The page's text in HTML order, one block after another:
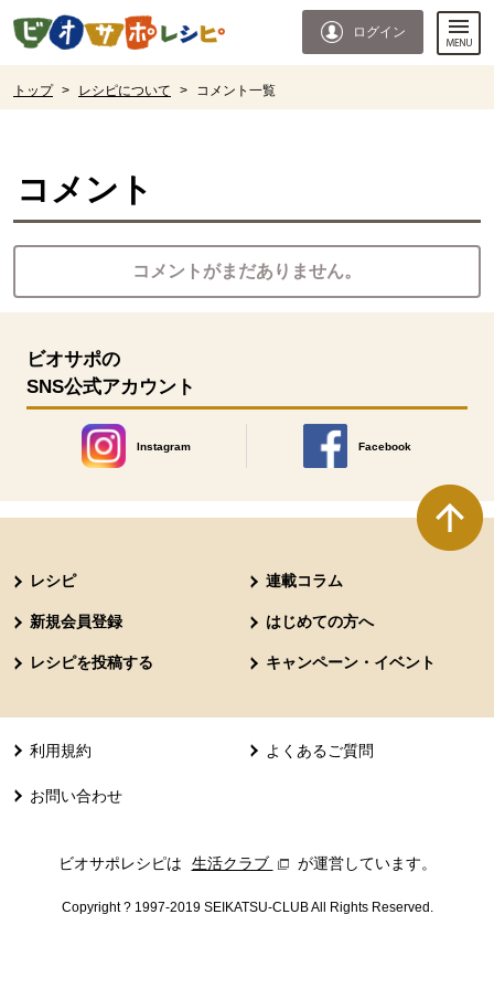
ページの先頭です。
ログイン
トップ > レシピについて > コメント一覧
コメント
コメントがまだありません。
ビオサポの
SNS公式アカウント
Instagram
別のウィンドウで開きます。
Facebook
別のウィンドウで開きます
レシピ 連載コラム
新規会員登録 はじめての方へ
レシピを投稿する キャンペーン・イベント
利用規約 よくあるご質問
お問い合わせ
ビオサポレシピは 生活クラブ 別のウィンドウで開きます。
が運営しています。
Copyright ? 1997-2019 SEIKATSU-CLUB All Rights Reserved.